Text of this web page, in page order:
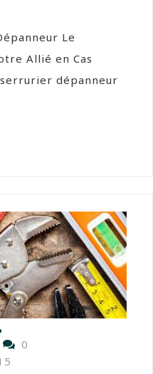
Le
Allié en Cas
dépanneur
0